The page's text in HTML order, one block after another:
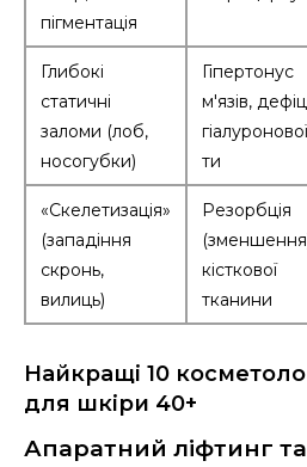
пігментація
Глибокі
статичні
заломи (лоб,
носогубки)
Гіпертонус
м'язів,
ти
«Скелетизація»
(западіння
скронь,
вилиць)
Резорбція
кісткової
тканини
Найкращі 10
для шкіри 40+
Апаратний ліфтинг